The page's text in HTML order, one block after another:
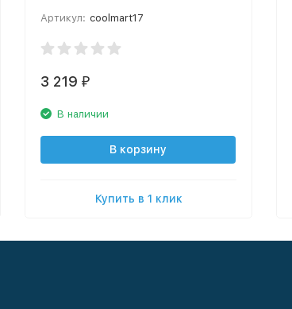
Артикул: coolmart17
3 219 ₽
В наличии
В корзину
Купить в 1 клик